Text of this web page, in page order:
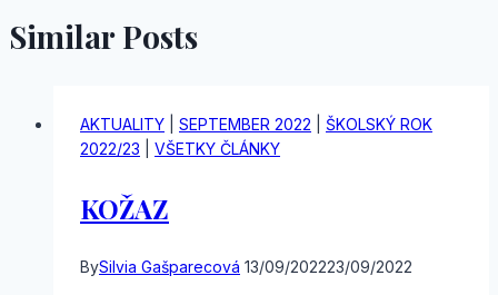
Similar Posts
AKTUALITY SEPTEMBER 2022
ŠKOLSKÝ ROK
2022/23
VŠETKY ČLÁNKY
KOŽAZ
BySilvia Gašparecová 13/09/202223/09/2022